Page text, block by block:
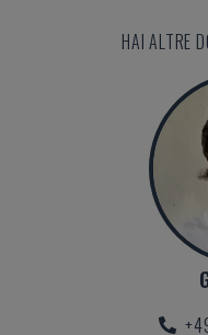
HAI ALTRE